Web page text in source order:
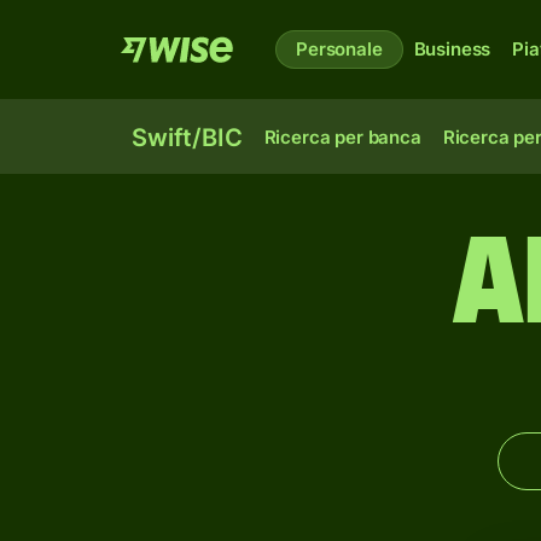
Personale Business
Swift/BIC Ricerca per banca Ricerca